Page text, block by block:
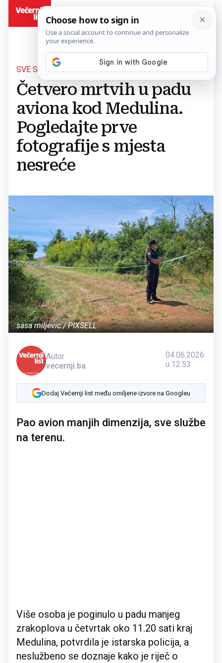
SVE SLUŽBE NA TERENU
Četvero mrtvih u padu
aviona kod Medulina.
Pogledajte prve
fotografije s mjesta
nesreće
sasa miljevic / PIXSELL
Autor
vecernji.ba
04.06.2026.
u 12:53
Dodaj Večernji list među omiljene izvore na Googleu
Pao avion manjih dimenzija, sve službe
na terenu.
Više osoba je poginulo u padu manjeg
zrakoplova u četvrtak oko 11.20 sati kraj
Medulina, potvrdila je istarska policija, a
neslužbeno se doznaje kako je riječ o